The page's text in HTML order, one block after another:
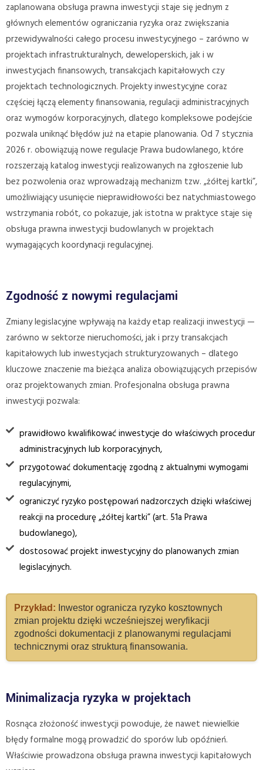
zaplanowana obsługa prawna inwestycji staje się jednym z
głównych elementów ograniczania ryzyka oraz zwiększania
przewidywalności całego procesu inwestycyjnego – zarówno w
projektach infrastrukturalnych, deweloperskich, jak i w
inwestycjach finansowych, transakcjach kapitałowych czy
projektach technologicznych. Projekty inwestycyjne coraz
częściej łączą elementy finansowania, regulacji administracyjnych
oraz wymogów korporacyjnych, dlatego kompleksowe podejście
pozwala uniknąć błędów już na etapie planowania. Od 7 stycznia
2026 r. obowiązują nowe regulacje Prawa budowlanego, które
rozszerzają katalog inwestycji realizowanych na zgłoszenie lub
bez pozwolenia oraz wprowadzają mechanizm tzw. „żółtej kartki”,
umożliwiający usunięcie nieprawidłowości bez natychmiastowego
wstrzymania robót, co pokazuje, jak istotna w praktyce staje się
obsługa prawna inwestycji budowlanych w projektach
wymagających koordynacji regulacyjnej.
Zgodność z nowymi regulacjami
Zmiany legislacyjne wpływają na każdy etap realizacji inwestycji —
zarówno w sektorze nieruchomości, jak i przy transakcjach
kapitałowych lub inwestycjach strukturyzowanych – dlatego
kluczowe znaczenie ma bieżąca analiza obowiązujących przepisów
oraz projektowanych zmian. Profesjonalna obsługa prawna
inwestycji pozwala:
prawidłowo kwalifikować inwestycje do właściwych procedur
administracyjnych lub korporacyjnych,
przygotować dokumentację zgodną z aktualnymi wymogami
regulacyjnymi,
ograniczyć ryzyko postępowań nadzorczych dzięki właściwej
reakcji na procedurę „żółtej kartki” (art. 51a Prawa
budowlanego),
dostosować projekt inwestycyjny do planowanych zmian
legislacyjnych.
Przykład: Inwestor ogranicza ryzyko kosztownych
zmian projektu dzięki wcześniejszej weryfikacji
zgodności dokumentacji z planowanymi regulacjami
technicznymi oraz strukturą finansowania.
Minimalizacja ryzyka w projektach
Rosnąca złożoność inwestycji powoduje, że nawet niewielkie
błędy formalne mogą prowadzić do sporów lub opóźnień.
Właściwie prowadzona obsługa prawna inwestycji kapitałowych